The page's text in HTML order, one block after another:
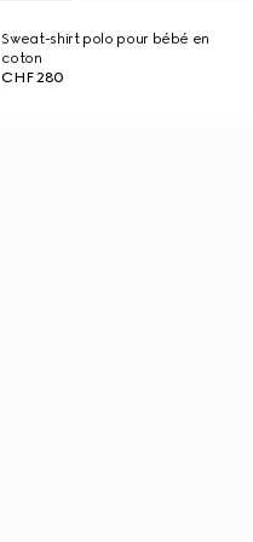
Sweat-shirt polo pour bébé en
coton
CHF 280